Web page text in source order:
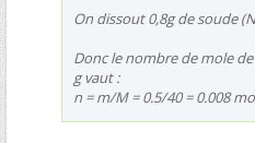
On dissout 0,8g de soude
Donc le nombre de mole
g vaut :
n = m/M = 0.5/40 = 0.008